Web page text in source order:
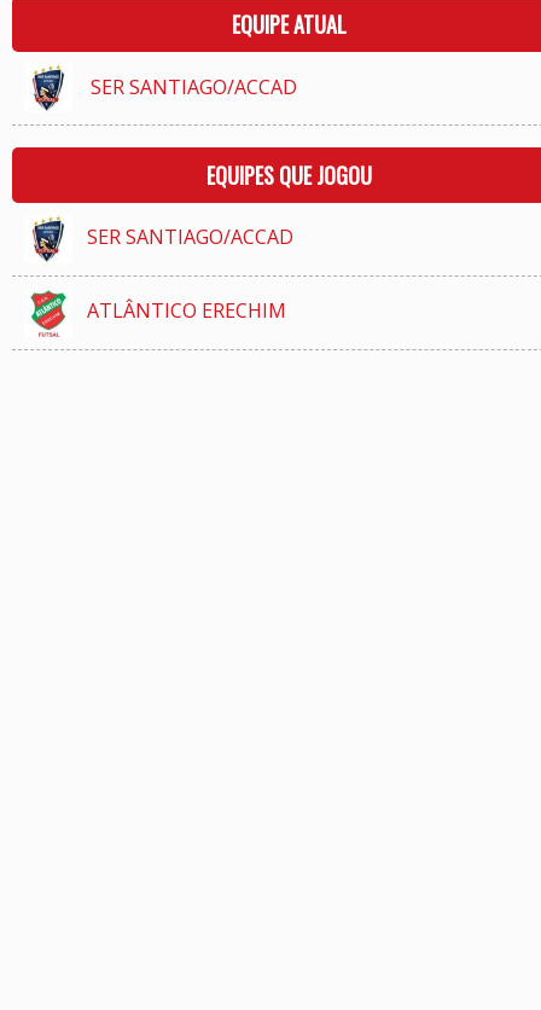
EQUIPE ATUAL
SER SANTIAGO/ACCAD
EQUIPES QUE JOGOU
SER SANTIAGO/ACCAD
ATLÂNTICO ERECHIM